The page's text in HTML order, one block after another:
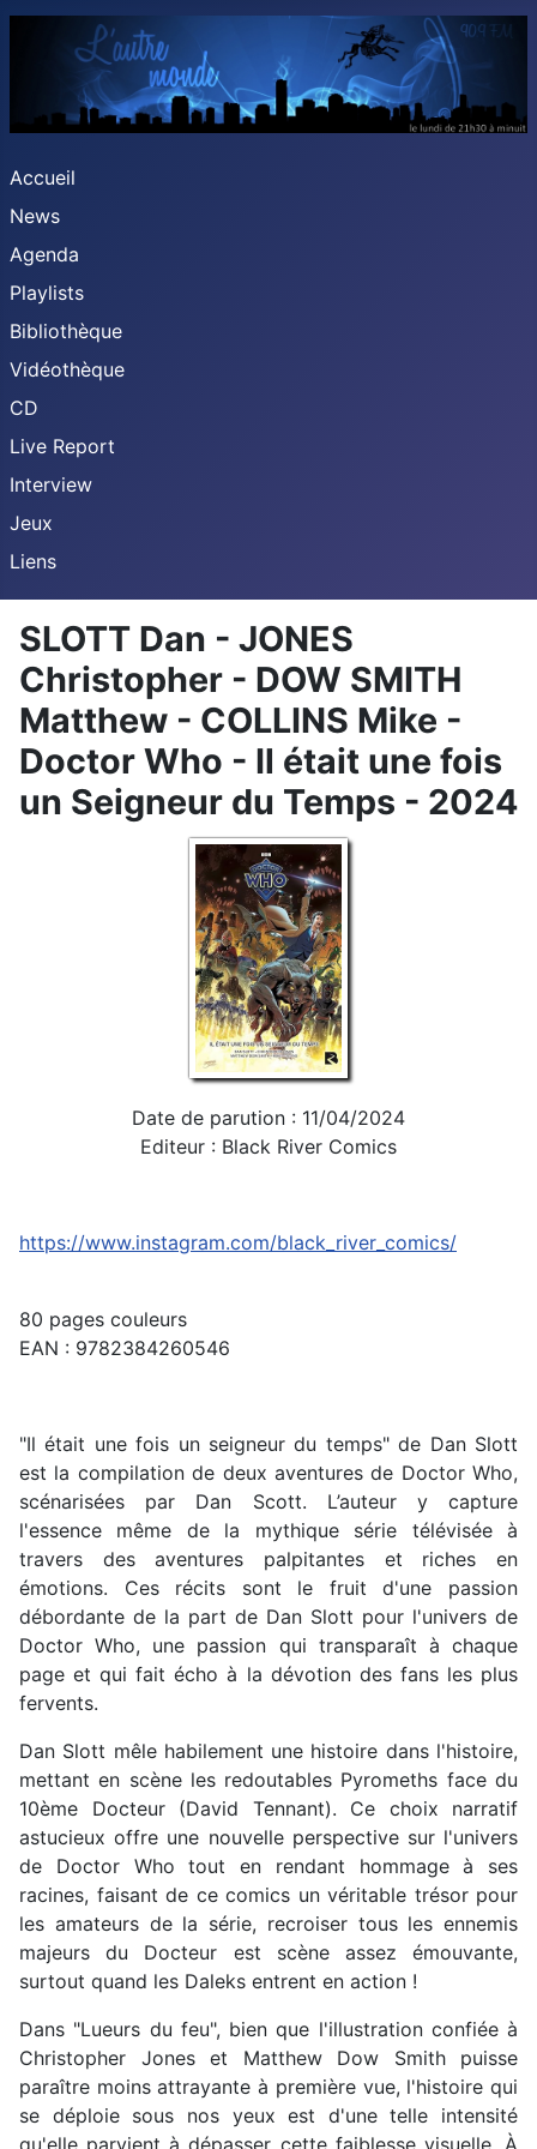
Accueil
News
Agenda
Playlists
Bibliothèque
Vidéothèque
CD
Live Report
Interview
Jeux
Liens
SLOTT Dan - JONES
Christopher - DOW SMITH
Matthew - COLLINS Mike -
Doctor Who - Il était une fois
un Seigneur du Temps - 2024
Date de parution : 11/04/2024
Editeur : Black River Comics
https://www.instagram.com/black_river_comics/
80 pages couleurs
EAN : 9782384260546
"Il était une fois un seigneur du temps" de Dan Slott
est la compilation de deux aventures de Doctor Who,
scénarisées par Dan Scott. L’auteur y capture
l'essence même de la mythique série télévisée à
travers des aventures palpitantes et riches en
émotions. Ces récits sont le fruit d'une passion
débordante de la part de Dan Slott pour l'univers de
Doctor Who, une passion qui transparaît à chaque
page et qui fait écho à la dévotion des fans les plus
fervents.
Dan Slott mêle habilement une histoire dans l'histoire,
mettant en scène les redoutables Pyromeths face du
10ème Docteur (David Tennant). Ce choix narratif
astucieux offre une nouvelle perspective sur l'univers
de Doctor Who tout en rendant hommage à ses
racines, faisant de ce comics un véritable trésor pour
les amateurs de la série, recroiser tous les ennemis
majeurs du Docteur est scène assez émouvante,
surtout quand les Daleks entrent en action !
Dans "Lueurs du feu", bien que l'illustration confiée à
Christopher Jones et Matthew Dow Smith puisse
paraître moins attrayante à première vue, l'histoire qui
se déploie sous nos yeux est d'une telle intensité
qu'elle parvient à dépasser cette faiblesse visuelle. À